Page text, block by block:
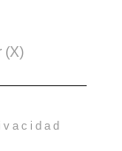
(X)